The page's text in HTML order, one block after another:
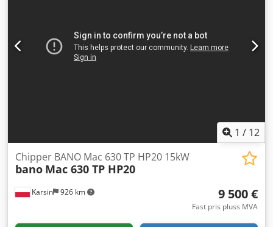
1 / 12
Karsin 926 km
Chipper BANO Mac 630 TP HP20 15kW
bano Mac 630 TP HP20
9 500 €
Fast pris pluss MVA